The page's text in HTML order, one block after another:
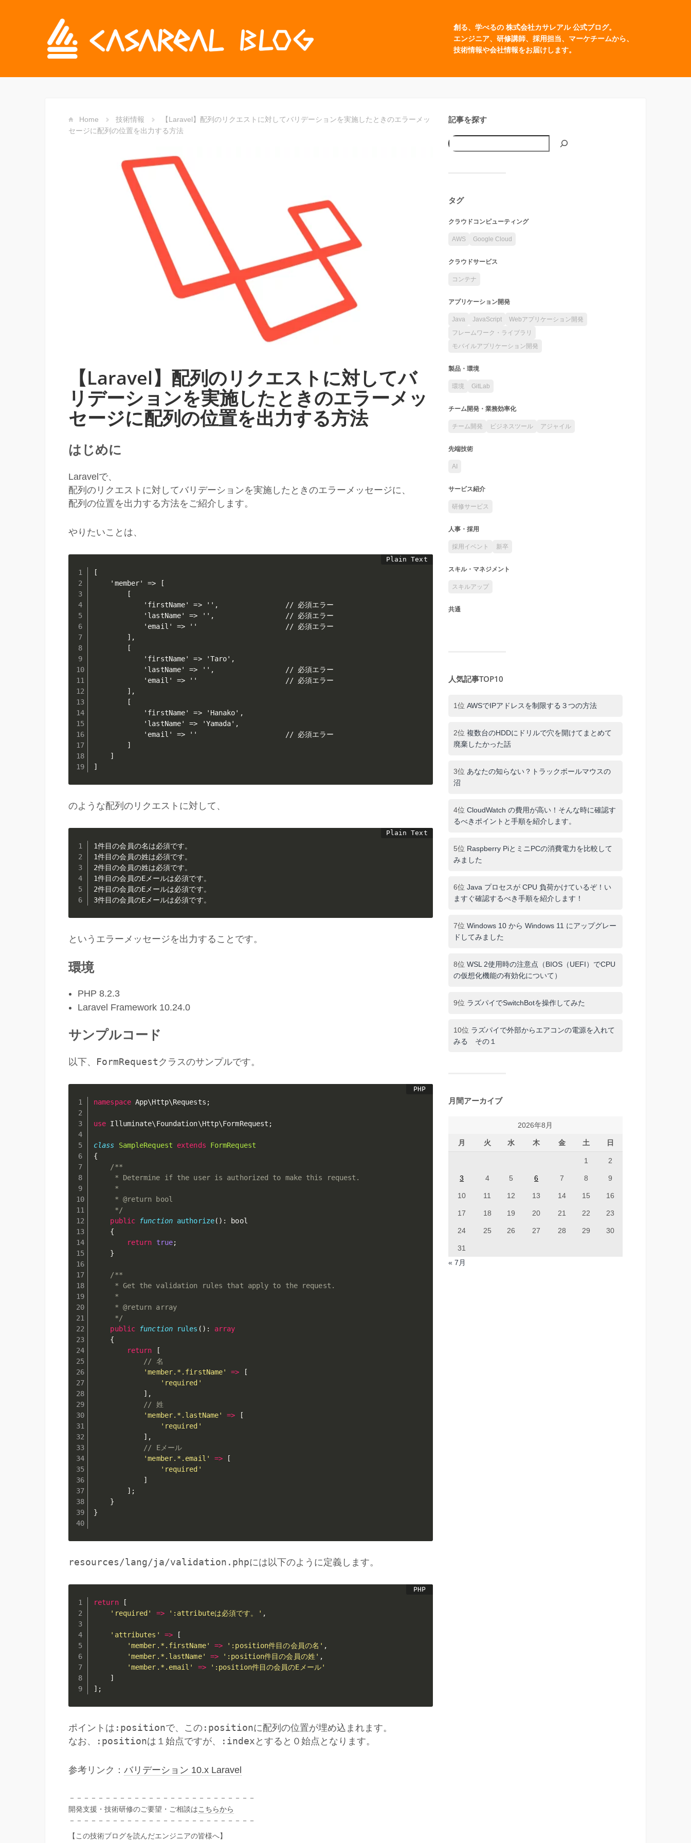
創る、学べるの 株式会社カサレアル 公式ブログ。
エンジニア、研修講師、採用担当、マーケチームから、
技術情報や会社情報をお届けします。
Home 技術情報
【Laravel】配列のリクエストに対してバリデーションを実施したときのエラーメッ
セージに配列の位置を出力する方法
【Laravel】配列のリクエストに対してバ
リデーションを実施したときのエラーメッ
セージに配列の位置を出力する方法
はじめに
Laravelで、
配列のリクエストに対してバリデーションを実施したときのエラーメッセージに、
配列の位置を出力する方法をご紹介します。
やりたいことは、
[
    'member' => [
        [
            'firstName' => '',                // 必須エラー
            'lastName' => '',                 // 必須エラー
            'email' => ''                     // 必須エラー
        ],
        [
            'firstName' => 'Taro',
            'lastName' => '',                 // 必須エラー
            'email' => ''                     // 必須エラー
        ],
        [
            'firstName' => 'Hanako',
            'lastName' => 'Yamada',
            'email' => ''                     // 必須エラー
        ]
    ]
のような配列のリクエストに対して、
1件目の会員の名は必須です。
1件目の会員の姓は必須です。
2件目の会員の姓は必須です。
1件目の会員のEメールは必須です。
2件目の会員のEメールは必須です。
というエラーメッセージを出力することです。
環境
PHP 8.2.3
Laravel Framework 10.24.0
サンプルコード
以下、 FormRequest クラスのサンプルです。
namespace App\Http\Requests ;
use Illuminate\ Foundation\Http\FormRequest ;
class SampleRequest extends
FormRequest
{
/**
     * Determine if the user is authorized to make this request.
     *
     * @return bool
     */
public
function authorize( ) :
bool
{
return
true;
}
/**
     * Get the validation rules that apply to the request.
     *
     * @return array
     */
public
function rules ( ) :
array
{
return
[
// 名
'member.*.firstName'
=>
[
'required'
] ,
// 姓
'member.*.lastName'
=>
[
'required'
] ,
// Eメール
'member.*.email'
=>
[
'required'
]
] ;
}
}
resources/lang/ja/validation.phpには以下のように定義します。
return
[
'required'
=> ':attributeは必須です。' ,
'attributes' =>
[
'member.*.firstName'
=> ':position件目の会員の名' ,
'member.*.lastName'
=> ':position件目の会員の姓' ,
'member.*.email'
=>
':position件目の会員のEメール'
]
] ;
ポイントは :positionで、この :positionに配列の位置が埋め込まれます。
なお、
:positionは１始点ですが、 :index とすると０始点となります。
参考リンク： バリデーション 10.x Laravel
－－－－－－－－－－－－－－－－－－－－－－－－－－
開発支援・技術研修のご要望・ご相談はこちらから
－－－－－－－－－－－－－－－－－－－－－－－－－－
【この技術ブログを読んだエンジニアの皆様へ】
記事を探す
タグ
クラウドコンピューティング
AWS Google Cloud
クラウドサービス
コンテナ
アプリケーション開発
Java JavaScript
Webアプリケーション開発
フレームワーク・ライブラリ
モバイルアプリケーション開発
製品・環境
環境 GitLab
チーム開発・業務効率化
チーム開発 ビジネスツール アジャイル
先端技術
AI
サービス紹介
研修サービス
人事・採用
採用イベント 新卒
スキル・マネジメント
スキルアップ
共通
人気記事TOP10
1位 AWSでIPアドレスを制限する３つの方法
2位 複数台のHDDにドリルで穴を開けてまとめて
廃棄したかった話
3位 あなたの知らない？トラックボールマウスの
沼
4位 CloudWatch の費用が高い！そんな時に確認す
るべきポイントと手順を紹介します。
5位 Raspberry PiとミニPCの消費電力を比較して
みました
6位 Java プロセスが CPU 負荷かけているぞ！い
ますぐ確認するべき手順を紹介します！
7位 Windows 10 から Windows 11 にアップグレー
ドしてみました
8位 WSL 2使用時の注意点（BIOS（UEFI）でCPU
の仮想化機能の有効化について）
9位 ラズパイでSwitchBotを操作してみた
10位 ラズパイで外部からエアコンの電源を入れて
みる その１
月間アーカイブ
2026年8月
月 火 水 木 金 土 日
1 2
3 4 5 6 7 8 9
10 11 12 13 14 15 16
17 18 19 20 21 22 23
24 25 26 27 28 29 30
31
« 7月